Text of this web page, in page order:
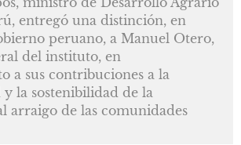
entregó una distinción, en
peruano, a Manuel Otero,
del instituto, en
a sus contribuciones a la
la sostenibilidad de la
arraigo de las comunidades